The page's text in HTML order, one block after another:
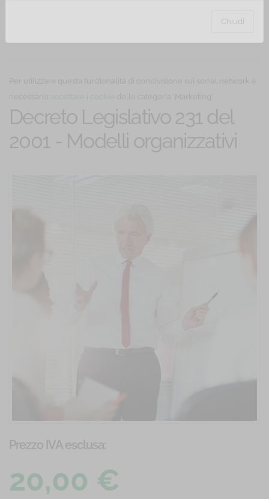
Chiudi
Per utilizzare questa funzionalità di condivisione sui social network è
necessario
accettare i cookie della categoria 'Marketing'
Decreto Legislativo 231 del
2001 - Modelli organizzativi
Prezzo IVA esclusa:
20,00 €